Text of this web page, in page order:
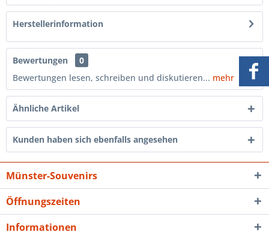
Herstellerinformation
Bewertungen
0
Bewertungen lesen, schreiben und diskutieren... mehr
Ähnliche Artikel
Kunden haben sich ebenfalls angesehen
Münster-Souvenirs
Öffnungszeiten
Informationen